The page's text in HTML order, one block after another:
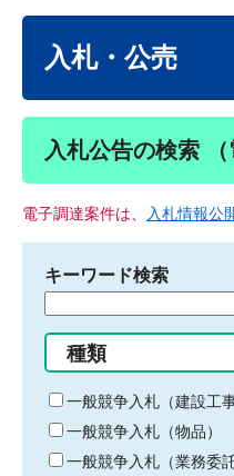
入札・公売
入札公告の検索 （
電子調達案件は、 入札情報公
キーワード検索
る
キ
ー
ワ
ー
種類
一般競争入札（建設工事
一般競争入札（物品）
一般競争入札（業務委託